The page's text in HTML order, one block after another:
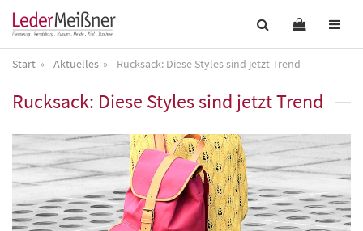
Start Aktuelles Rucksack: Diese Styles sind jetzt Trend
Rucksack: Diese Styles sind jetzt Trend